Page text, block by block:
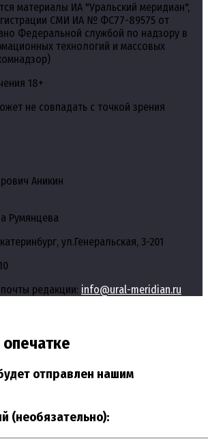
материалы ИА "Уральский меридиан",
СМИ ИА № ФС77-89575 от
Федеральной службой по надзору в
технологий и массовых
18+
не совпадать с точкой зрения
Аникин
Румянцева
ул.Генеральская, 3-201
редакции: info@ural-meridian.ru
отправлен нашим
(необязательно):